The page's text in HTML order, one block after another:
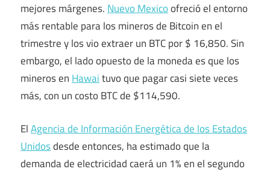
mejores márgenes. Nuevo Mexicoofreció el entorno
más rentable para los mineros de Bitcoin en el
trimestre y los vio extraer un BTC por $ 16,850. Sin
embargo, el lado opuesto de la moneda es que los
mineros en Hawaituvo que pagar casi siete veces
más, con un costo BTC de $114,590.
ElAgencia de Información Energética de los Estados
Unidosdesde entonces, ha estimado que la
demanda de electricidad caerá un 1% en el segundo